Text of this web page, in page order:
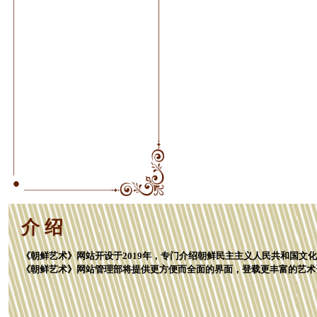
介 绍
《朝鲜艺术》网站开设于2019年，专门介绍朝鲜民主主义人民共和国文
《朝鲜艺术》网站管理部将提供更方便而全面的界面，登载更丰富的艺